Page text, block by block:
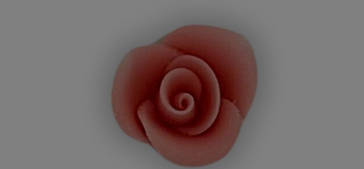
Alapanyagok